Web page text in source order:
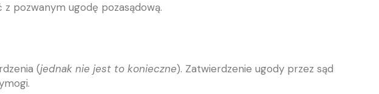
pozwanym ugodę pozasądową.
(jednak nie jest to konieczne). Zatwierdzenie ugody przez sąd